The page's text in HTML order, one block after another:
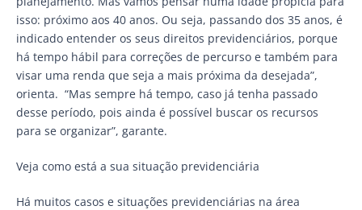
isso: próximo aos 40 anos. Ou seja, passando dos 35 anos, é
indicado entender os seus direitos previdenciários, porque
há tempo hábil para correções de percurso e também para
visar uma renda que seja a mais próxima da desejada”,
orienta. “Mas sempre há tempo, caso já tenha passado
desse período, pois ainda é possível buscar os recursos
para se organizar”, garante.
Veja como está a sua situação previdenciária
Há muitos casos e situações previdenciárias na área